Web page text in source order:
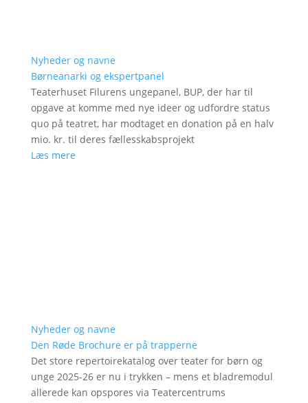
Nyheder og navne
Børneanarki og ekspertpanel
Teaterhuset Filurens ungepanel, BUP, der har til
opgave at komme med nye ideer og udfordre status
quo på teatret, har modtaget en donation på en halv
mio. kr. til deres fællesskabsprojekt
Læs mere
Nyheder og navne
Den Røde Brochure er på trapperne
Det store repertoirekatalog over teater for børn og
unge 2025-26 er nu i trykken – mens et bladremodul
allerede kan opspores via Teatercentrums